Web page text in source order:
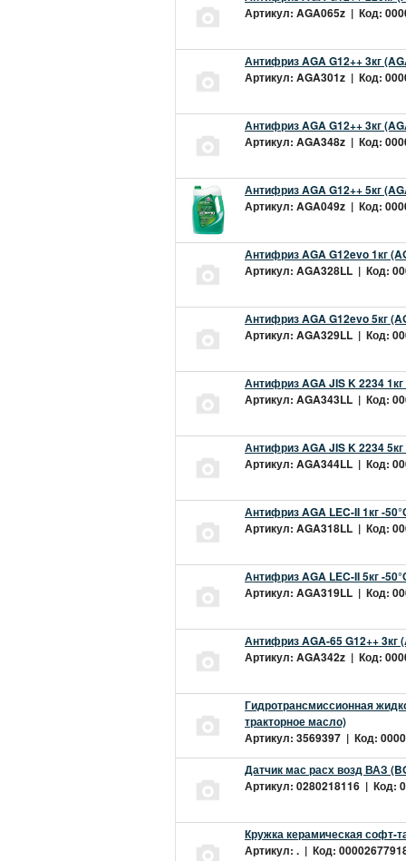
Артикул: AGA065z | Код:
Антифриз AGA G12++ 3кг
Артикул: AGA301z | Код:
Антифриз AGA G12++ 3кг
Артикул: AGA348z | Код:
Антифриз AGA G12++ 5кг
Артикул: AGA049z | Код:
Антифриз AGA G12evo 1кг
Артикул: AGA328LL | Код:
Антифриз AGA G12evo 5кг
Артикул: AGA329LL | Код:
Антифриз AGA JIS K 2234
Артикул: AGA343LL | Код:
Антифриз AGA JIS K 2234
Артикул: AGA344LL | Код:
Антифриз AGA LEC-II 1кг -
Артикул: AGA318LL | Код:
Антифриз AGA LEC-II 5кг -
Артикул: AGA319LL | Код:
Антифриз AGA-65 G12++ 3кг
Артикул: AGA342z | Код:
Гидротрансмиссионная
тракторное масло)
Артикул: 3569397 | Код:
Датчик мас расх возд ВАЗ
Артикул: 0280218116 | Код:
Кружка керамическая софт-
Артикул: . | Код: